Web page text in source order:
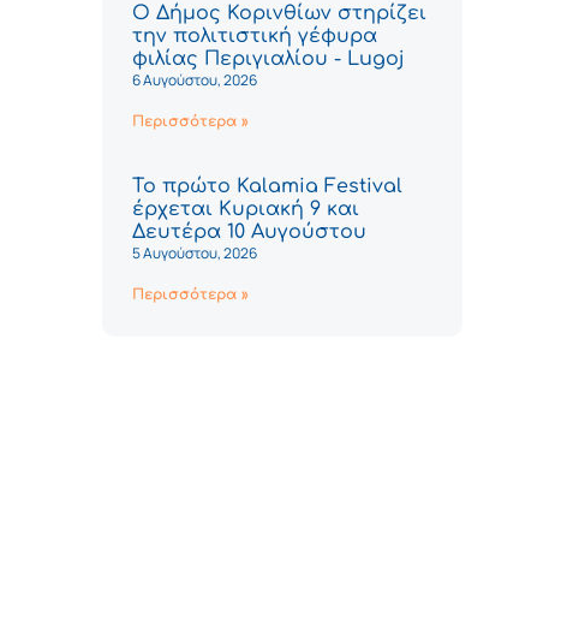
Ο Δήμος Κορινθίων στηρίζει
την πολιτιστική γέφυρα
φιλίας Περιγιαλίου - Lugoj
6 Αυγούστου, 2026
Περισσότερα »
Το πρώτο Kalamia Festival
έρχεται Κυριακή 9 και
Δευτέρα 10 Αυγούστου
5 Αυγούστου, 2026
Περισσότερα »